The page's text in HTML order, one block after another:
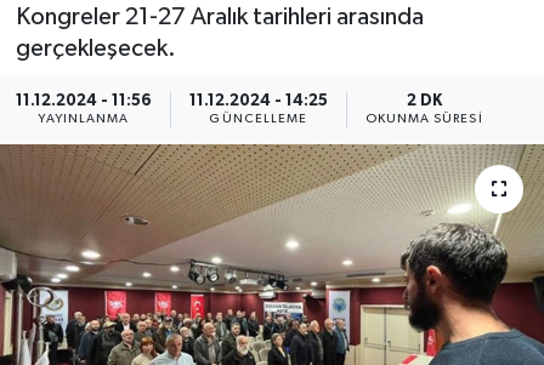
Kongreler 21-27 Aralık tarihleri arasında
gerçekleşecek.
11.12.2024 - 11:56
YAYINLANMA
11.12.2024 - 14:25
GÜNCELLEME
2 DK
OKUNMA SÜRESI